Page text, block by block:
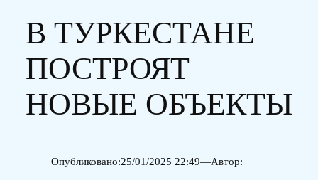
В ТУРКЕСТАНЕ
ПОСТРОЯТ
НОВЫЕ ОБЪЕКТЫ
Опубликовано:25/01/2025 22:49—Автор: